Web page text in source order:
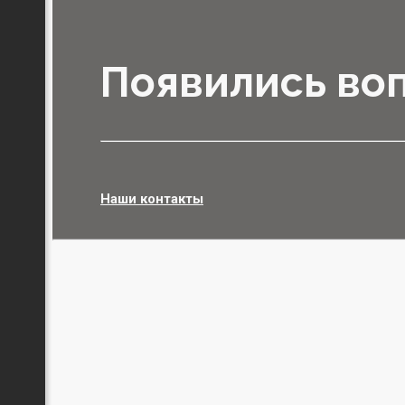
Появились
Наши контакты